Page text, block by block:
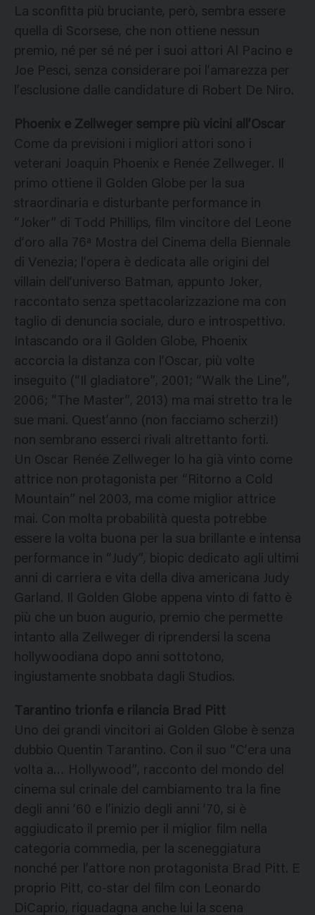
La sconfitta più bruciante, però, sembra essere
quella di Scorsese, che non ottiene nessun
premio, né per sé né per i suoi attori Al Pacino e
Joe Pesci, senza considerare poi l’amarezza per
l’esclusione dalle candidature di Robert De Niro.
Phoenix e Zellweger sempre più vicini all’Oscar
Come da previsioni i migliori attori sono i
veterani Joaquin Phoenix e Renée Zellweger. Il
primo ottiene il Golden Globe per la sua
straordinaria e disturbante performance in
“Joker” di Todd Phillips, film vincitore del Leone
d’oro alla 76ª Mostra del Cinema della Biennale
di Venezia; l’opera è dedicata alle origini del
villain dell’universo Batman, appunto Joker,
raccontato senza spettacolarizzazione ma con
taglio di denuncia sociale, duro e introspettivo.
Intascando ora il Golden Globe, Phoenix
accorcia la distanza con l’Oscar, più volte
inseguito (“Il gladiatore”, 2001; “Walk the Line”,
2006; “The Master”, 2013) ma mai stretto tra le
sue mani. Quest’anno (non facciamo scherzi!)
non sembrano esserci rivali altrettanto forti.
Un Oscar Renée Zellweger lo ha già vinto come
attrice non protagonista per “Ritorno a Cold
Mountain” nel 2003, ma come miglior attrice
mai. Con molta probabilità questa potrebbe
essere la volta buona per la sua brillante e intensa
performance in “Judy”, biopic dedicato agli ultimi
anni di carriera e vita della diva americana Judy
Garland. Il Golden Globe appena vinto di fatto è
più che un buon augurio, premio che permette
intanto alla Zellweger di riprendersi la scena
hollywoodiana dopo anni sottotono,
ingiustamente snobbata dagli Studios.
Tarantino trionfa e rilancia Brad Pitt
Uno dei grandi vincitori ai Golden Globe è senza
dubbio Quentin Tarantino. Con il suo “C’era una
volta a… Hollywood”, racconto del mondo del
cinema sul crinale del cambiamento tra la fine
degli anni ’60 e l’inizio degli anni ’70, si è
aggiudicato il premio per il miglior film nella
categoria commedia, per la sceneggiatura
nonché per l’attore non protagonista Brad Pitt. E
proprio Pitt, co-star del film con Leonardo
DiCaprio, riguadagna anche lui la scena